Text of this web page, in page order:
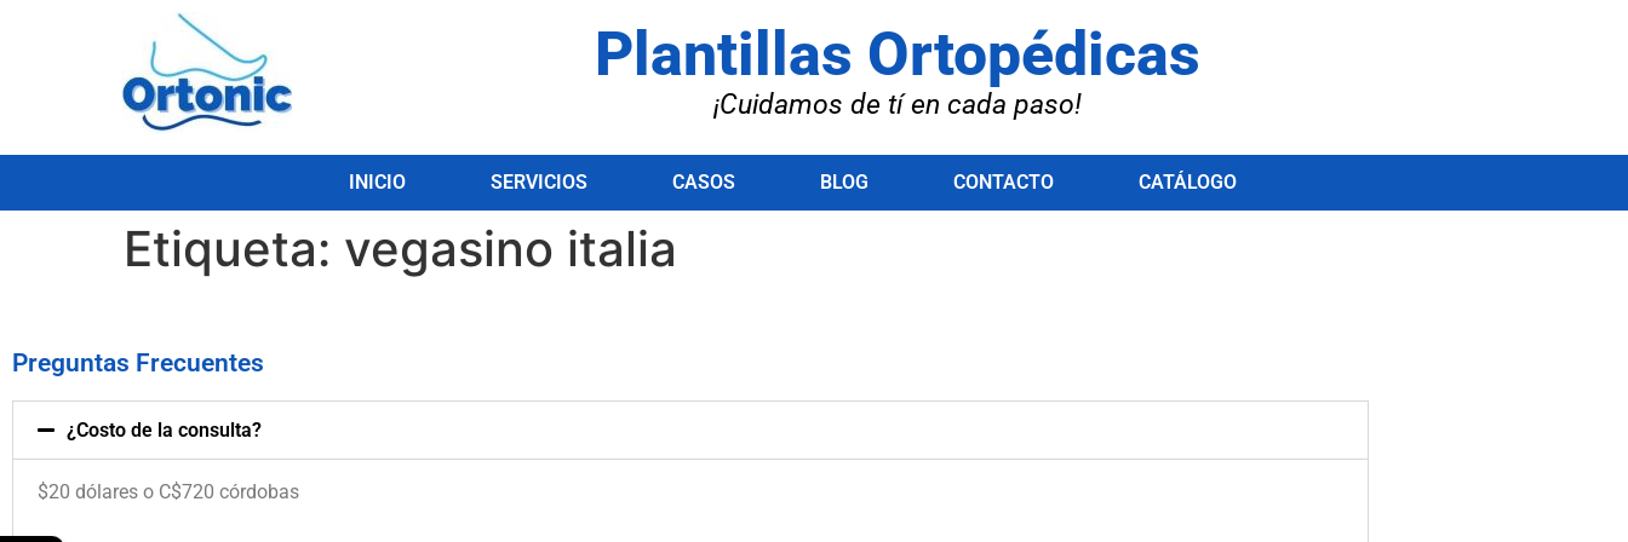
Plantillas Ortopédicas
¡Cuidamos de tí en cada paso!
INICIO SERVICIOS CASOS BLOG CONTACTO CATÁLOGO
Etiqueta: vegasino italia
Preguntas Frecuentes
¿Costo de la consulta?
$20 dólares o C$720 córdobas